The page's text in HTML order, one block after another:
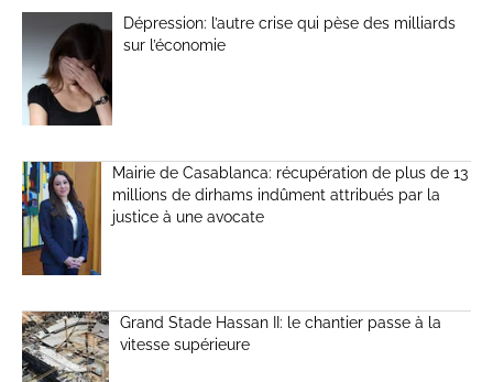
Dépression: l’autre crise qui pèse des milliards
sur l’économie
Mairie de Casablanca: récupération de plus de 13
millions de dirhams indûment attribués par la
justice à une avocate
Grand Stade Hassan II: le chantier passe à la
vitesse supérieure